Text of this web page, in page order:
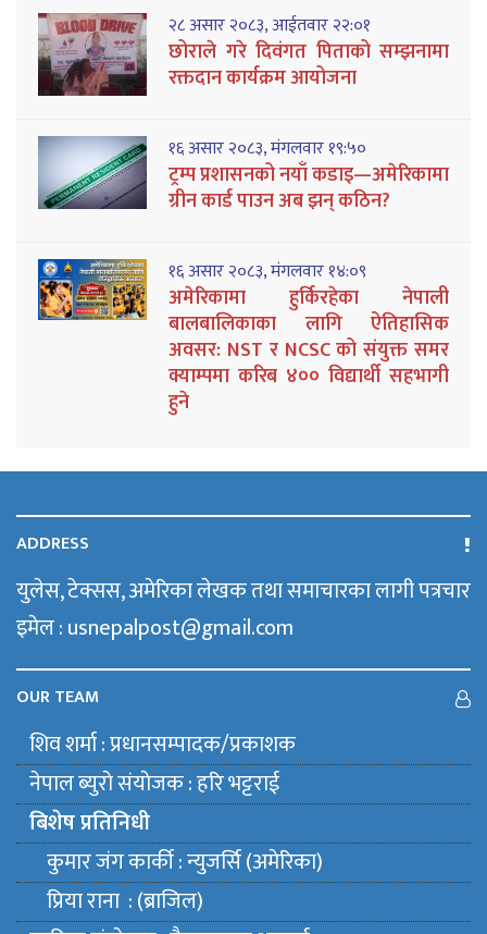
२८ असार २०८३, आईतवार २२:०१
छोराले गरे दिवंगत पिताको सम्झनामा
रक्तदान कार्यक्रम आयोजना
१६ असार २०८३, मंगलवार १९:५०
ट्रम्प प्रशासनको नयाँ कडाइ—अमेरिकामा
ग्रीन कार्ड पाउन अब झन् कठिन?
१६ असार २०८३, मंगलवार १४:०९
अमेरिकामा हुर्किरहेका नेपाली
बालबालिकाका लागि ऐतिहासिक
अवसर: NST र NCSC को संयुक्त समर
क्याम्पमा करिब ४०० विद्यार्थी सहभागी
हुने
ADDRESS
युलेस, टेक्सस, अमेरिका लेखक तथा समाचारका लागी पत्रचार
इमेल : usnepalpost@gmail.com
OUR TEAM
शिव शर्मा : प्रधानसम्पादक/प्रकाशक
नेपाल ब्युराे संयाेजक : हरि भट्टराई
बिशेष प्रतिनिधी
कुमार जंग कार्की : न्युजर्सि (अमेरिका)
प्रिया राना : (ब्राजिल)